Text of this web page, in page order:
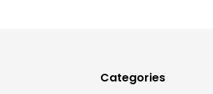
Categories